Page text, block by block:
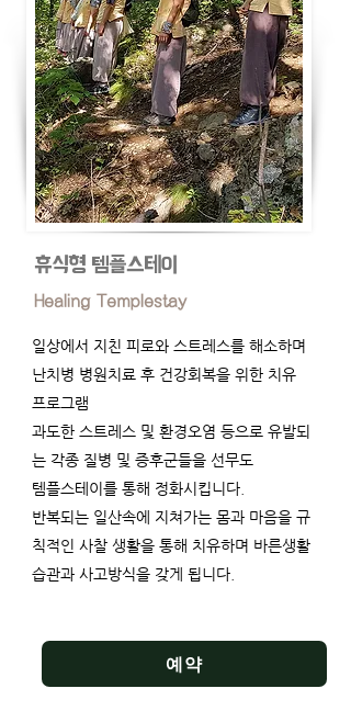
휴식형 템플스테이
Healing Templestay
일상에서 지친 피로와 스트레스를 해소하며
난치병 병원치료 후 건강회복을 위한 치유
프로그램
과도한 스트레스 및 환경오염 등으로 유발되
는 각종 질병 및 증후군들을 선무도
템플스테이를 통해 정화시킵니다.
반복되는 일산속에 지쳐가는 몸과 마음을 규
칙적인 사찰 생활을 통해 치유하며 바른​생활
습관과 사고방식을 갖게 됩니다.
예약